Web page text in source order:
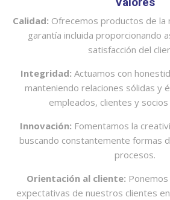
Calidad: Ofrecemos productos de la
garantía incluida proporcionando
satisfacción del
Integridad: Actuamos con
manteniendo relaciones sólidas y
empleados, clientes y
Innovación: Fomentamos la
buscando constantemente formas
procesos.
Orientación al cliente:
expectativas de nuestros clientes